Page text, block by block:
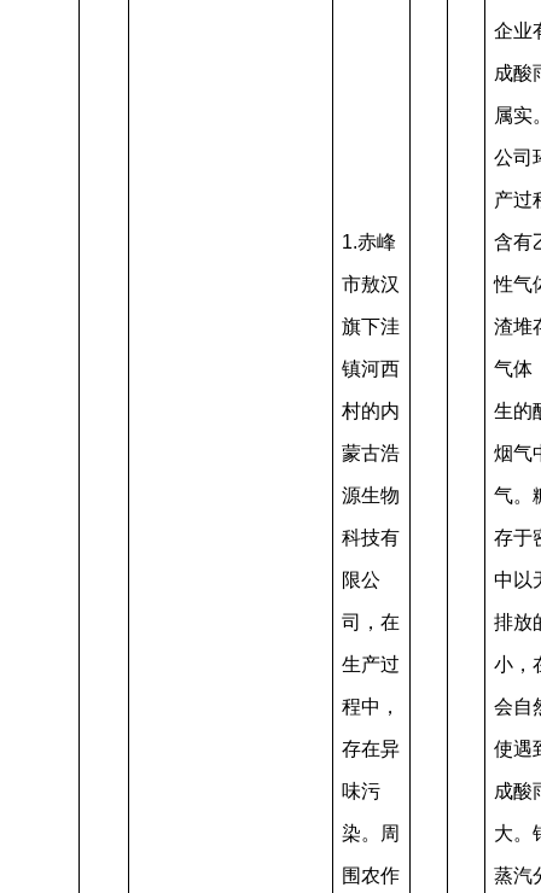
1.赤峰
市敖汉
旗下洼
镇河西
村的内
蒙古浩
源生物
科技有
限公
司，在
生产过
程中，
存在异
味污
染。周
围农作
企业
成酸
属实
公司
产过
含有
性气
渣堆
气体
生的
烟气
气。
存于
中以
排放
小，
会自
使遇
成酸
大。
蒸汽